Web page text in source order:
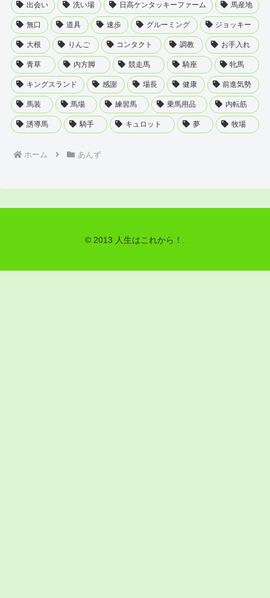
出会い 洗い場 日高ケンタッキーファーム 馬産地
無口 道具 速歩 グルーミング ジョッキー
大根 りんご コンタクト 調教 お手入れ
青草 内方脚 競走馬 騎座 牝馬
キングスランド 感謝 場長 健康 前進気勢
馬装 馬場 練習馬 乗馬用品 内転筋
誘導馬 騎手 キュロット 夢 牧場
ホーム あんず
© 2013 人生はこれから！.